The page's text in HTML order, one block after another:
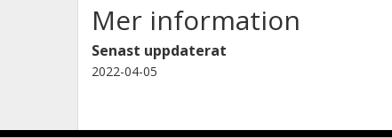
Mer information
Senast uppdaterat
2022-04-05